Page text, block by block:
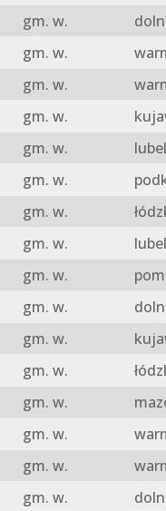
gm. w.
gm. w.
gm. w.
gm. w.
gm. w.
gm. w.
gm. w.
gm. w.
gm. w.
gm. w.
gm. w.
gm. w.
gm. w.
gm. w.
gm. w.
gm. w.